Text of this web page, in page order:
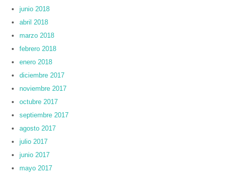
junio 2018
abril 2018
marzo 2018
febrero 2018
enero 2018
diciembre 2017
noviembre 2017
octubre 2017
septiembre 2017
agosto 2017
julio 2017
junio 2017
mayo 2017